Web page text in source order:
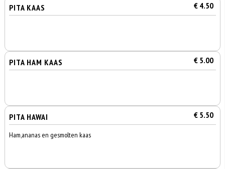
PITA KAAS € 4.50
PITA HAM KAAS € 5.00
PITA HAWAI € 5.50
Ham,ananas en gesmolten kaas